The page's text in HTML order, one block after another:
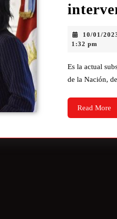
10/01/
1:32 pm
Es la actual
de la Nación,
Read More